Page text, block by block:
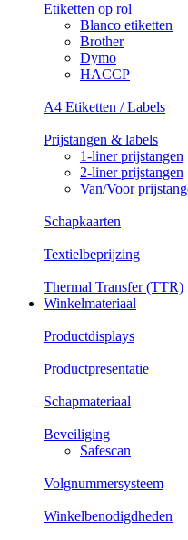
Etiketten op rol
Blanco etiketten
Brother
Dymo
HACCP
A4 Etiketten / Labels
Prijstangen & labels
1-liner prijstangen
2-liner prijstangen
Van/Voor
Schapkaarten
Textielbeprijzing
Thermal Transfer (TTR)
Winkelmateriaal
Productdisplays
Productpresentatie
Schapmateriaal
Beveiliging
Safescan
Volgnummersysteem
Winkelbenodigdheden